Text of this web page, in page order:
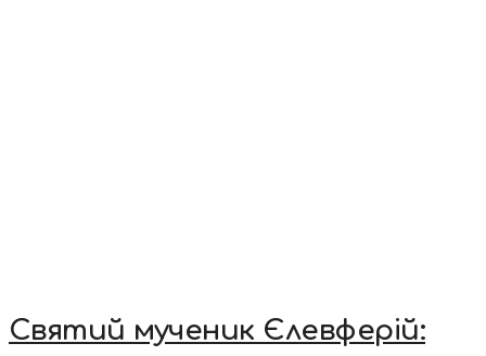
Святий мученик Єлевферій: